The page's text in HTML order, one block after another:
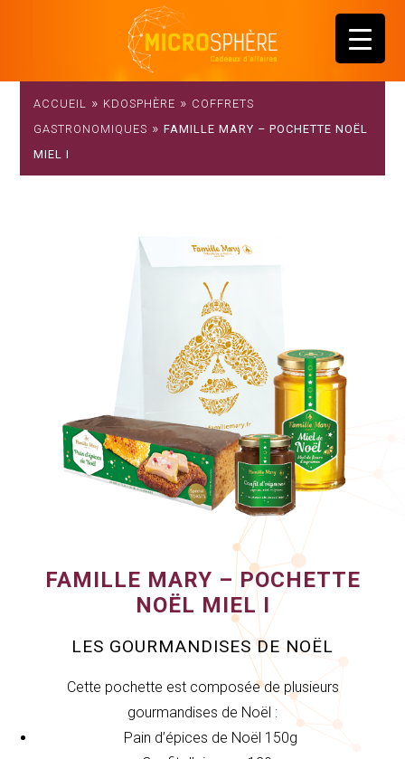
ACCUEIL » KDOSPHÈRE » COFFRETS
GASTRONOMIQUES »FAMILLE MARY – POCHETTE NOËL
MIEL I
FAMILLE MARY – POCHETTE
NOËL MIEL I
LES GOURMANDISES DE NOËL
Cette pochette est composée de plusieurs
gourmandises de Noël :
Pain d’épices de Noël 150g